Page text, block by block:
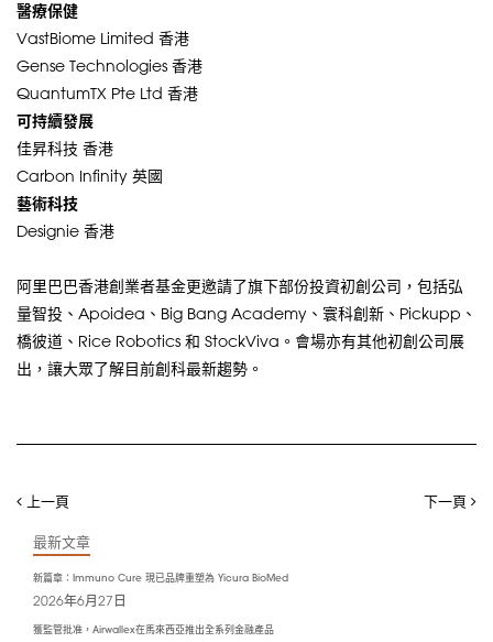
醫療保健
VastBiome Limited 香港
Gense Technologies 香港
QuantumTX Pte Ltd 香港
可持續發展
佳昇科技 香港
Carbon Infinity 英國
藝術科技
Designie 香港
阿里巴巴香港創業者基金更邀請了旗下部份投資初創公司，包括弘
量智投、Apoidea、Big Bang Academy、寰科創新、Pickupp、
橋彼道、Rice Robotics 和 StockViva。會場亦有其他初創公司展
出，讓大眾了解目前創科最新趨勢。
上一頁 下一頁
最新文章
新篇章：Immuno Cure 現已品牌重塑為 Yicura BioMed
2026年6月27日
獲監管批准，Airwallex在馬來西亞推出全系列金融產品